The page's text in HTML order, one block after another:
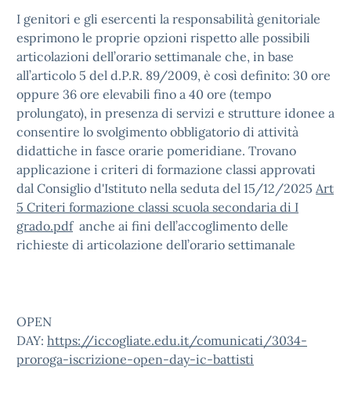
I genitori e gli esercenti la responsabilità genitoriale
esprimono le proprie opzioni rispetto alle possibili
articolazioni dell’orario settimanale che, in base
all’articolo 5 del d.P.R. 89/2009, è così definito: 30 ore
oppure 36 ore elevabili fino a 40 ore (tempo
prolungato), in presenza di servizi e strutture idonee a
consentire lo svolgimento obbligatorio di attività
didattiche in fasce orarie pomeridiane. Trovano
applicazione i criteri di formazione classi approvati
dal Consiglio d'Istituto nella seduta del 15/12/2025 Art
5 Criteri formazione classi scuola secondaria di I
grado.pdfanche ai fini dell’accoglimento delle
richieste di articolazione dell’orario settimanale
OPEN
DAY: https://iccogliate.edu.it/comunicati/3034-
proroga-iscrizione-open-day-ic-battisti